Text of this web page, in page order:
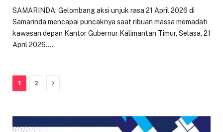
SAMARINDA: Gelombang aksi unjuk rasa 21 April 2026 di
Samarinda mencapai puncaknya saat ribuan massa memadati
kawasan depan Kantor Gubernur Kalimantan Timur, Selasa, 21
April 2026.…
1 2 Next